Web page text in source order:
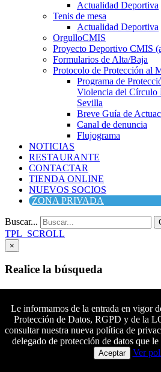
Actualidad Deportiva
Tenis de mesa
Actualidad Deportiva
OrgulloCMIS
Proyecto Deportivo CMIS
Formularios de Alta/Baja
Protocolo de Protección al
Programa de
Violencia del Círculo
Sevilla
Breve Guía de
Canal de denuncia
Flujograma
NOTICIAS
RESTAURANTE
CONTACTAR
TIENDA ONLINE
NUEVOS SOCIOS
ZONA PRIVADA
Buscar...
TPL_SCROLL
×
Realice la búsqueda
Síguenos en Facebook
Síguenos en Twitter
Síguenos en YouTube
Síguenos en instagram
Colaboradores
Le informamos de la entrada en vigor
Protección de Datos, RGPD y de la
consultar nuestra nueva política de
delegado de protección de datos que le
Aceptar Ver